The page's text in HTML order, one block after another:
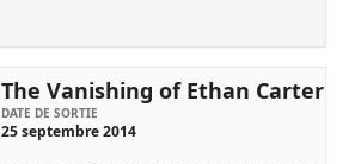
The Vanishing of Ethan Carter
DATE DE SORTIE
25 septembre 2014